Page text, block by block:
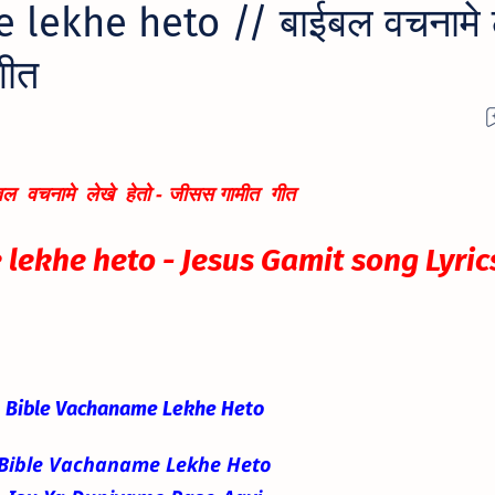
lekhe heto // बाईबल
वचनामे लेखे हेतो - जीसस गामीत गीत
heto - Jesus Gamit song
Bible Vachaname Lekhe Heto
Vachaname Lekhe Heto